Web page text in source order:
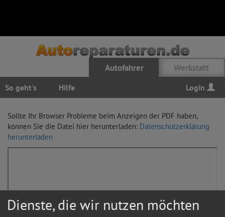
Autofahrer Werkstatt
So geht's Hilfe Login
Sollte Ihr Browser Probleme beim Anzeigen der PDF haben,
können Sie die Datei hier herunterladen: Datenschutzerklärung
herunterladen
Dienste, die wir nutzen möchten